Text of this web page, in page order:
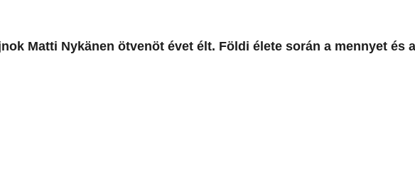
Matti Nykänen ötvenöt évet élt. Földi élete során a mennyet és